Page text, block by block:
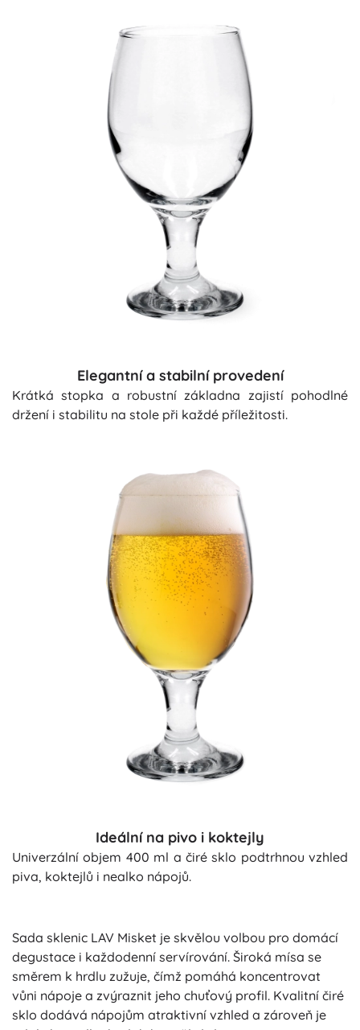
Elegantní a stabilní provedení
Krátká stopka a robustní základna zajistí pohodlné
držení i stabilitu na stole při každé příležitosti.
Ideální na pivo i koktejly
Univerzální objem 400 ml a čiré sklo podtrhnou vzhled
piva, koktejlů i nealko nápojů.
Sada sklenic LAV Misket je skvělou volbou pro domácí
degustace i každodenní servírování. Široká mísa se
směrem k hrdlu zužuje, čímž pomáhá koncentrovat
vůni nápoje a zvýraznit jeho chuťový profil. Kvalitní čiré
sklo dodává nápojům atraktivní vzhled a zároveň je